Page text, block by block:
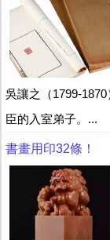
吳讓之（1799-
臣的入室弟子。...
書畫用印32條！